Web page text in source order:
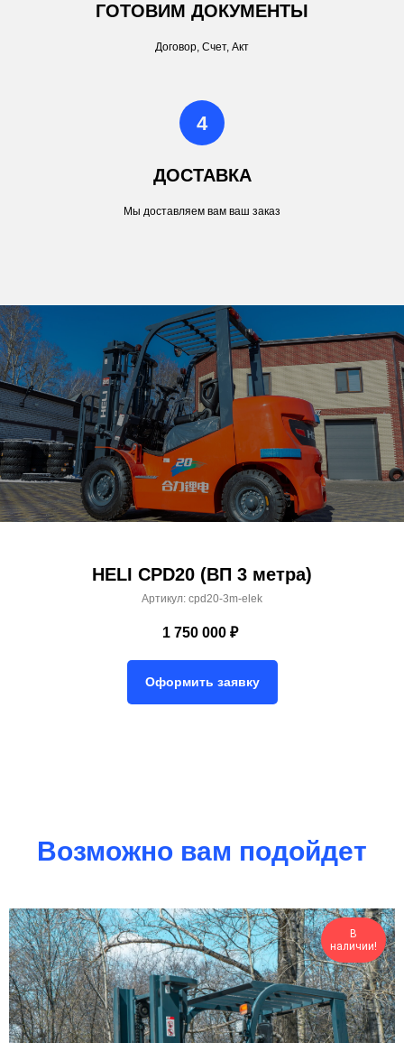
ГОТОВИМ ДОКУМЕНТЫ
Договор, Счет, Акт
ДОСТАВКА
Мы доставляем вам ваш заказ
HELI CPD20 (ВП 3 метра)
Артикул: cpd20-3m-elek
1 750 000 ₽
Оформить заявку
Возможно вам подойдет
В
наличии!